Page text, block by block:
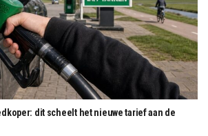
dit scheelt het nieuwe tarief aan de